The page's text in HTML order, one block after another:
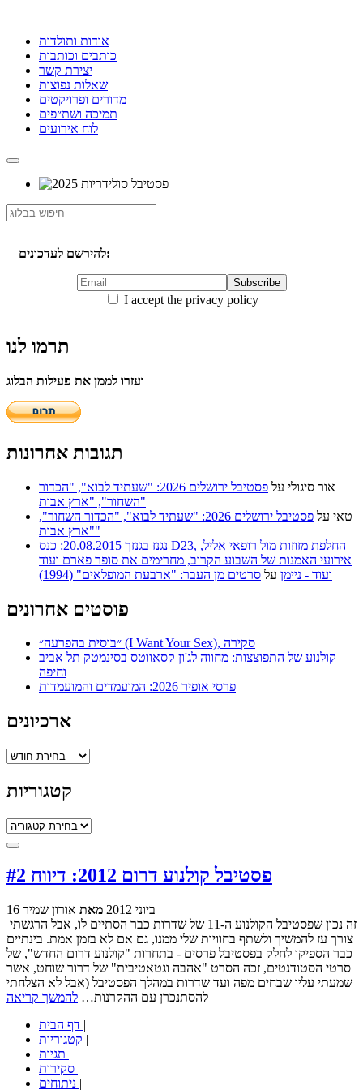
אודות ותולדות
כותבים וכותבות
יצירת קשר
שאלות נפוצות
מדורים ופרויקטים
תמיכה ושת״פים
לוח אירועים
להירשם לעדכונים:
I accept the privacy policy
תרמו לנו
ועזרו לממן את פעילות הבלוג
תגובות אחרונות
אור סיגולי על
פסטיבל ירושלים 2026: "שעתיד לבוא", "הכדור
השחור", "ארץ אבות"
טאי על
פסטיבל ירושלים 2026: "שעתיד לבוא", "הכדור השחור",
"ארץ אבות"
נגנז בגנזך 20.08.2015: כנס D23, החלפת מזוזות מול רופאי אליל,
אירועי האמנות של השבוע הקרוב, מחרימים את סופר פארם ועוד
ועוד - ניימן על סרטים מן העבר: "ארבעת המופלאים" (1994)
פוסטים אחרונים
״בוסית בהפרעה״ (I Want Your Sex), סקירה
קולנוע של התפוצצות: מחווה לג'ון קסאווטס בסינמטק תל אביב
וחיפה
פרסי אופיר 2026: המועמדים והמועמדות
ארכיונים
ארכיונים
קטגוריות
קטגוריות
פסטיבל קולנוע דרום 2012: דיווח #2
16 ביוני 2012 מאת אורון שמיר
צורך עז להמשיך ולשתף בחוויות שלי ממנו, גם אם לא בזמן אמת. בינתיים
כבר הספיקו לחלק בפסטיבל פרסים - בתחרות "קולנוע דרום החדש", של
סרטי הסטודנטים, זכה הסרט "אהבה וגטאטיבית" של דרור שוחט, אשר
שמעתי עליו שבחים מפה ועד שדרות במהלך הפסטיבל (אבל לא הצלחתי
להסתנכרן עם ההקרנות… להמשך קריאה
|
|
|
|
|